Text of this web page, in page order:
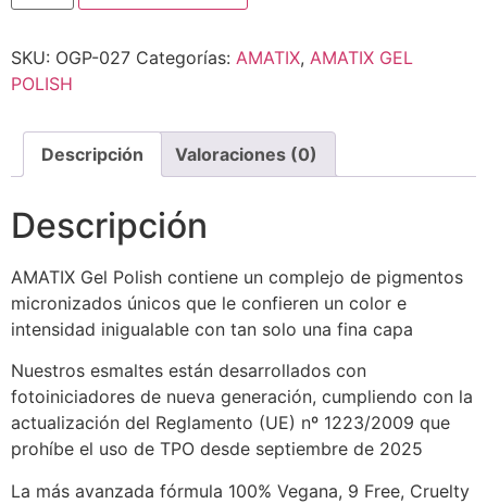
SKU: OGP-027 Categorías: AMATIX, AMATIX GEL
POLISH
Descripción Valoraciones (0)
Descripción
AMATIX Gel Polish contiene un complejo de pigmentos
micronizados únicos que le confieren un color e
intensidad inigualable con tan solo una fina capa
Nuestros esmaltes están desarrollados con
fotoiniciadores de nueva generación, cumpliendo con la
actualización del Reglamento (UE) nº 1223/2009 que
prohíbe el uso de TPO desde septiembre de 2025
La más avanzada fórmula 100% Vegana, 9 Free, Cruelty